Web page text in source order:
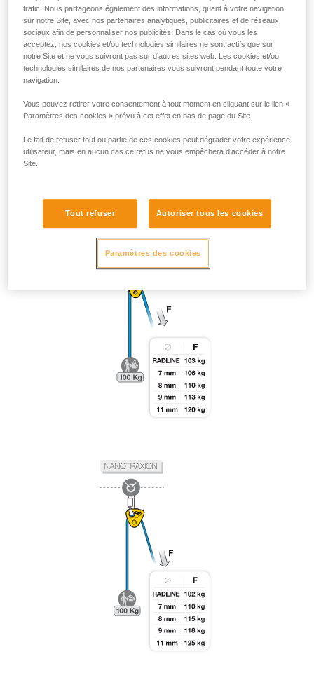
trafic. Nous partageons également des informations, quant à votre navigation
sur notre Site, avec nos partenaires analytiques, publicitaires et de réseaux
sociaux afin de personnaliser nos publicités. Dans le cas où vous les
acceptez, nos cookies et/ou technologies similaires ne sont actifs que sur
notre Site et ne vous suivront pas sur d’autres sites web. Les cookies et/ou
technologies similaires de nos partenaires vous suivront pendant toute votre
navigation.
Vous pouvez retirer votre consentement à tout moment en cliquant sur le lien «
Paramètres des cookies » prévu à cet effet en bas de page du Site.
Le fait de refuser tout ou partie de ces cookies peut dégrader votre expérience
utilisateur, mais en aucun cas ce refus ne vous empêchera d’accéder à notre
Site.
Tout refuser Autoriser tous les cookies
Paramètres des cookies